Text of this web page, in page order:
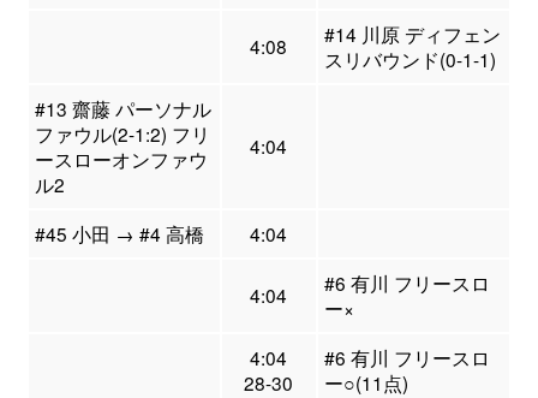
4:08
#14 川原 ディフェン
スリバウンド(0-1-1)
#13 齋藤 パーソナル
ファウル(2-1:2) フリ
ースローオンファウ
ル2
4:04
#45 小田 → #4 高橋 4:04
4:04
#6 有川 フリースロ
ー×
4:04
28-30
#6 有川 フリースロ
ー○(11点)